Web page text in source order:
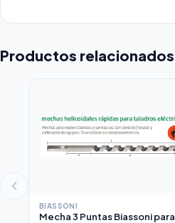
Productos relacionados
BIASSONI
Mecha 3 Puntas Biassoni para